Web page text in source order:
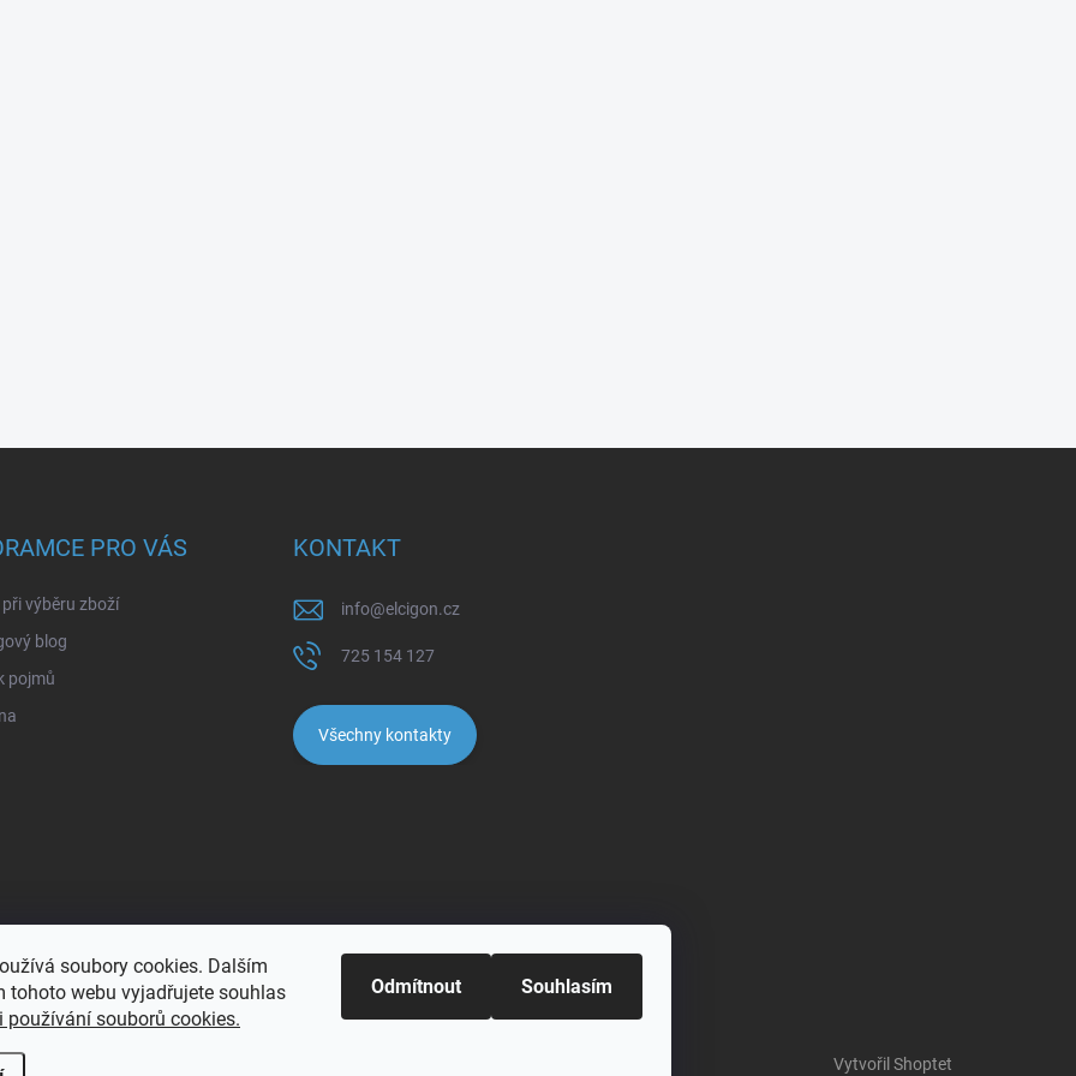
soubory cookies. Dalším
tohoto webu vyjadřujete souhlas
používání souborů cookies.
Odmítnout Souhlasím
PRO VÁS
při výběru zboží
blog
pojmů
KONTAKT
info@elcigon.cz
725 154 127
Všechny kontakty
Vytvořil Shoptet
Upravit nastavení cookies